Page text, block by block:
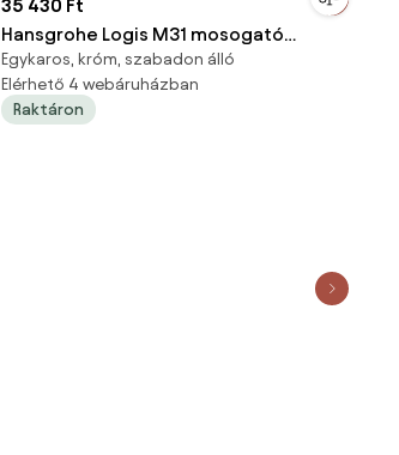
35 430 Ft
Hansgrohe Logis M31 mosogató
csaptelep forgó karral króm 71830000
Egykaros, króm, szabadon álló
Elérhető 4 webáruházban
Raktáron